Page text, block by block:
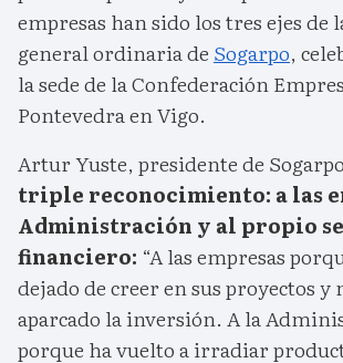
empresas han sido los tres ejes de
general ordinaria de Sogarpo,
la sede de la Confederación
Pontevedra en Vigo.
Artur Yuste, presidente de
triple reconocimiento: a las
Administración y al propio
financiero: “A las empresas
dejado de creer en sus proyectos y
aparcado la inversión. A la
porque ha vuelto a irradiar